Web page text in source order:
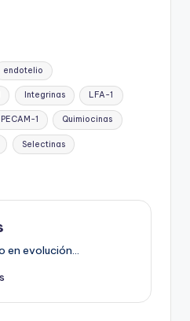
endotelio
Integrinas LFA-1
PECAM-1 Quimiocinas
Selectinas
evolución...